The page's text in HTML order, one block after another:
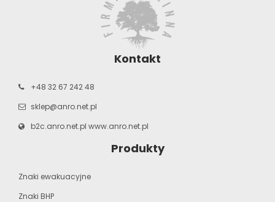
Kontakt
+48 32 67 242 48
sklep@anro.net.pl
b2c.anro.net.pl www.anro.net.pl
Produkty
Znaki ewakuacyjne
Znaki BHP